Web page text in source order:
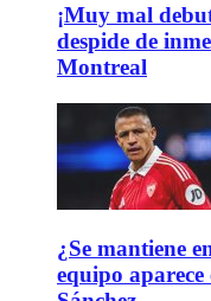
¡Muy mal
despide de
Montreal
¿Se mantiene
equipo